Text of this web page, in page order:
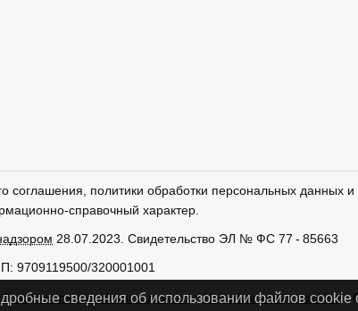
соглашения, политики обработки персональных данных
справочный характер.
28.07.2023. Свидетельство ЭЛ № ФС 77 - 85663
9709119500/320001001
персональных данных Использование cookies
сведения об использовании файлов cookie